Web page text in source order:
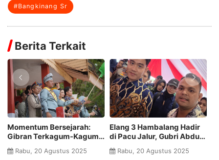
#Bangkinang Sr
Berita Terkait
Momentum Bersejarah:
Gibran Terkagum-Kagum
Rabu, 20 Agustus 2025
Elang 3 Hambalang Hadir
di Pacu Jalur, Gubri Abdul
Pusat
Rabu, 20 Agustus 2025